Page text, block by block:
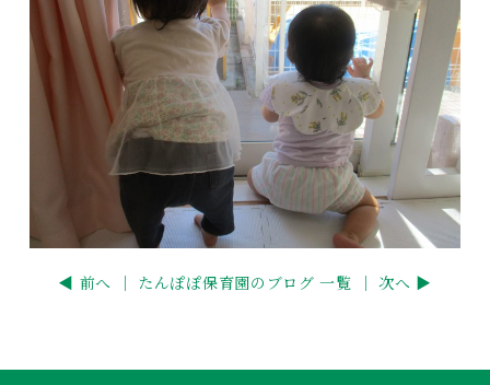
◀ 前へ ｜ たんぽぽ保育園のブログ 一覧 ｜ 次へ ▶